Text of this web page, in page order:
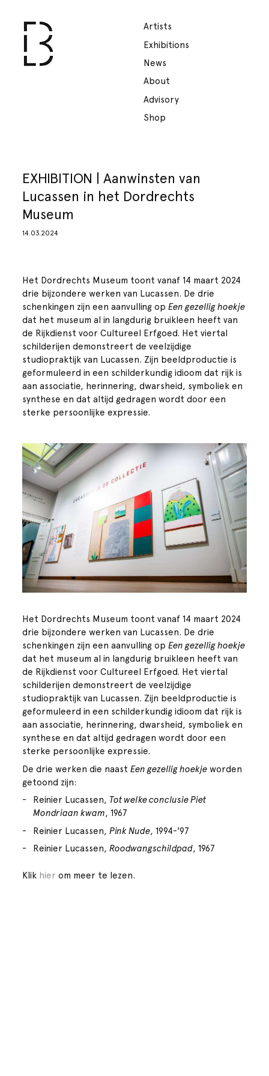
Artists
Exhibitions
News
About
Advisory
Shop
EXHIBITION | Aanwinsten van
Lucassen in het Dordrechts
Museum
14.03.2024
Het Dordrechts Museum toont vanaf 14 maart 2024
drie bijzondere werken van Lucassen. De drie
schenkingen zijn een aanvulling opEen gezellig hoekje
dat het museum al in langdurig bruikleen heeft van
de Rijkdienst voor Cultureel Erfgoed. Het viertal
schilderijen demonstreert de veelzijdige
studiopraktijk van Lucassen. Zijn beeldproductie is
geformuleerd in een schilderkundig idioom dat rijk is
aan associatie, herinnering, dwarsheid, symboliek en
synthese en dat altijd gedragen wordt door een
sterke persoonlijke expressie.
Het Dordrechts Museum toont vanaf 14 maart 2024
drie bijzondere werken van Lucassen. De drie
schenkingen zijn een aanvulling opEen gezellig hoekje
dat het museum al in langdurig bruikleen heeft van
de Rijkdienst voor Cultureel Erfgoed. Het viertal
schilderijen demonstreert de veelzijdige
studiopraktijk van Lucassen. Zijn beeldproductie is
geformuleerd in een schilderkundig idioom dat rijk is
aan associatie, herinnering, dwarsheid, symboliek en
synthese en dat altijd gedragen wordt door een
sterke persoonlijke expressie.
De drie werken die naastEen gezellig hoekje worden
getoond zijn:
Reinier Lucassen, Tot welke conclusie Piet
Mondriaan kwam, 1967
Reinier Lucassen,Pink Nude, 1994-'97
Reinier Lucassen,Roodwangschildpad, 1967
Klik hier om meer te lezen.